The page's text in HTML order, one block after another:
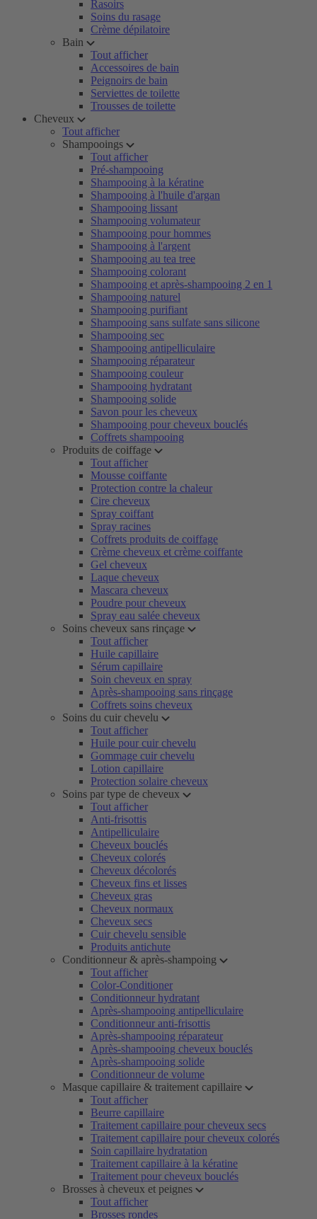
Rasoirs
Soins du rasage
Crème dépilatoire
Bain
Tout afficher
Accessoires de bain
Peignoirs de bain
Serviettes de toilette
Trousses de toilette
Cheveux
Tout afficher
Shampooings
Tout afficher
Pré-shampooing
Shampooing à la kératine
Shampooing à l'huile d'argan
Shampooing lissant
Shampooing volumateur
Shampooing pour hommes
Shampooing à l'argent
Shampooing au tea tree
Shampooing colorant
Shampooing et après-shampooing 2 en 1
Shampooing naturel
Shampooing purifiant
Shampooing sans sulfate sans silicone
Shampooing sec
Shampooing antipelliculaire
Shampooing réparateur
Shampooing couleur
Shampooing hydratant
Shampooing solide
Savon pour les cheveux
Shampooing pour cheveux bouclés
Coffrets shampooing
Produits de coiffage
Tout afficher
Mousse coiffante
Protection contre la chaleur
Cire cheveux
Spray coiffant
Spray racines
Coffrets produits de coiffage
Crème cheveux et crème coiffante
Gel cheveux
Laque cheveux
Mascara cheveux
Poudre pour cheveux
Spray eau salée cheveux
Soins cheveux sans rinçage
Tout afficher
Huile capillaire
Sérum capillaire
Soin cheveux en spray
Après-shampooing sans rinçage
Coffrets soins cheveux
Soins du cuir chevelu
Tout afficher
Huile pour cuir chevelu
Gommage cuir chevelu
Lotion capillaire
Protection solaire cheveux
Soins par type de cheveux
Tout afficher
Anti-frisottis
Antipelliculaire
Cheveux bouclés
Cheveux colorés
Cheveux décolorés
Cheveux fins et lisses
Cheveux gras
Cheveux normaux
Cheveux secs
Cuir chevelu sensible
Produits antichute
Conditionneur & après-shampoing
Tout afficher
Color-Conditioner
Conditionneur hydratant
Après-shampooing antipelliculaire
Conditionneur anti-frisottis
Après-shampooing réparateur
Après-shampooing cheveux bouclés
Après-shampooing solide
Conditionneur de volume
Masque capillaire & traitement capillaire
Tout afficher
Beurre capillaire
Traitement capillaire pour cheveux secs
Traitement capillaire pour cheveux colorés
Soin capillaire hydratation
Traitement capillaire à la kératine
Traitement pour cheveux bouclés
Brosses à cheveux et peignes
Tout afficher
Brosses rondes